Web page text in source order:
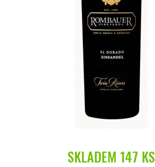
SKLADEM 147 KS